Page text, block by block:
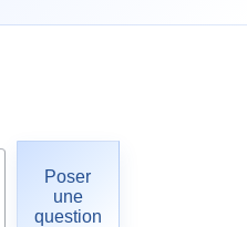
Poser
une
question